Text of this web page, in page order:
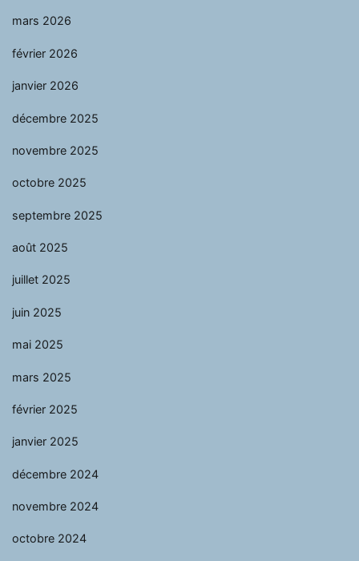
mars 2026
février 2026
janvier 2026
décembre 2025
novembre 2025
octobre 2025
septembre 2025
août 2025
juillet 2025
juin 2025
mai 2025
mars 2025
février 2025
janvier 2025
décembre 2024
novembre 2024
octobre 2024